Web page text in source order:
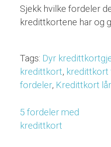
Sjekk hvilke fordeler
kredittkortene har og
Tags: Dyr
kredittkort, kredittkort
fordeler, Kredittkort
Post
5 fordeler med
kredittkort